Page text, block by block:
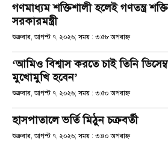
গণমাধ্যম শক্তিশালী হলেই গণতন্ত্র
সরকারমন্ত্রী
শুক্রবার, আগস্ট ৭, ২০২৬; সময় : ৩:৫৮ অপরাহ্ণ
‘আমিও বিশ্বাস করতে চাই তিনি
মুখোমুখি হবেন’
শুক্রবার, আগস্ট ৭, ২০২৬; সময় : ৩:৫০ অপরাহ্ণ
হাসপাতালে ভর্তি মিঠুন চক্রবর্তী
শুক্রবার, আগস্ট ৭, ২০২৬; সময় : ৩:৪০ অপরাহ্ণ